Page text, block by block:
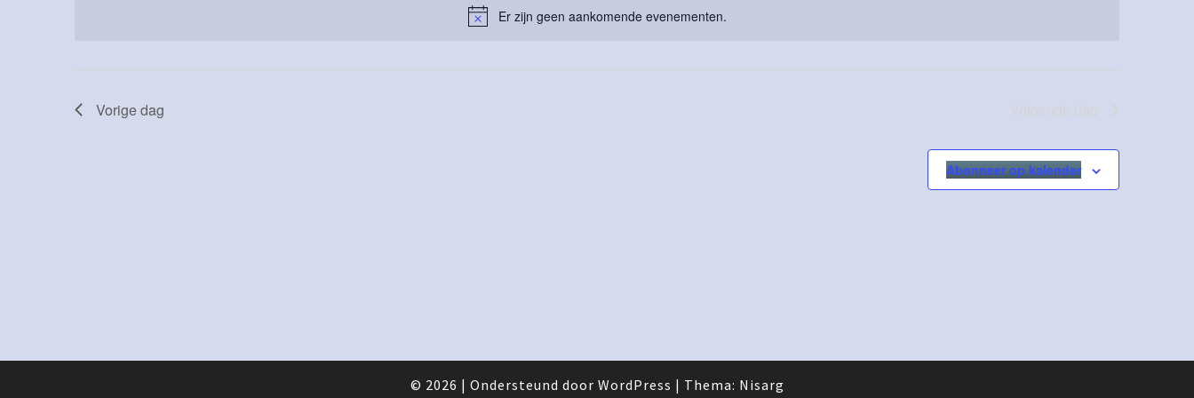
Er zijn geen aankomende evenementen.
Vorige dag Volgende dag
Abonneer op kalender
© 2026 | Ondersteund door WordPress | Thema: Nisarg